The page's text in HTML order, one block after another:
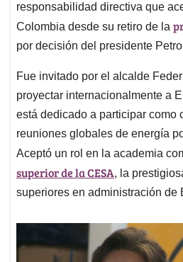
responsabilidad directiva que
Colombia desde su retiro de la
por decisión del presidente Petro
Fue invitado por el alcalde
proyectar internacionalmente a
está dedicado a participar como
reuniones globales de energía
Aceptó un rol en la academia
superior de la CESA, la
superiores en administración de